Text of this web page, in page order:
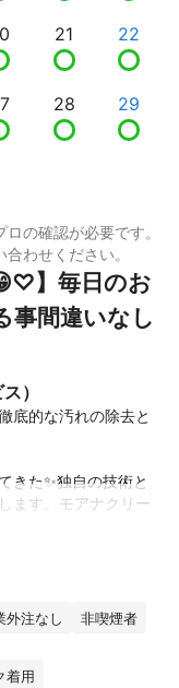
21 22
28 29
の確認が必要です。
わせください。
】毎日のお
事間違いなし
）
底的な汚れの除去と
きた✨️独自の技術と
ます。モアナクリー
機の構造や設計を理
ます。
あります💪
外注なし 非喫煙者
着用